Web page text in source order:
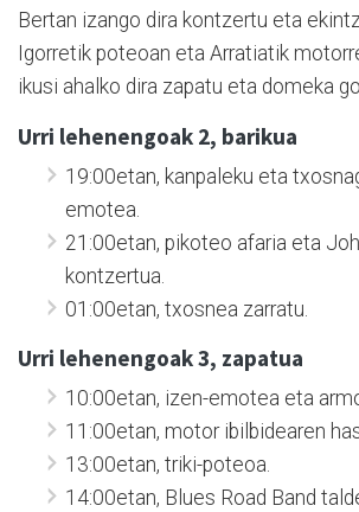
Bertan izango dira kontzertu eta
Igorretik poteoan eta Arratiatik
ikusi ahalko dira zapatu eta domeka
Urri lehenengoak 2, barikua
19:00etan, kanpaleku eta
emotea.
21:00etan, pikoteo afaria eta
kontzertua.
01:00etan, txosnea zarratu.
Urri lehenengoak 3, zapatua
10:00etan, izen-emotea eta
11:00etan, motor ibilbidearen
13:00etan, triki-poteoa.
14:00etan, Blues Road Band